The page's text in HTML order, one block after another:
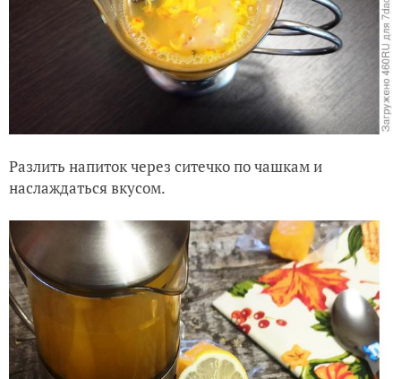
Разлить напиток через ситечко по чашкам и
наслаждаться вкусом.